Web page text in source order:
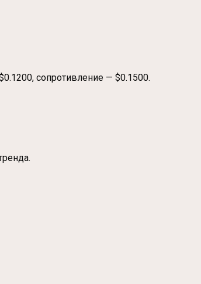
сопротивление — $0.1500.